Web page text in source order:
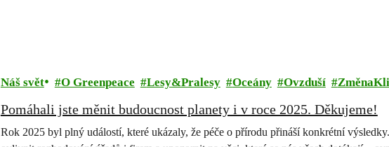
Náš svět O Greenpeace Lesy&Pralesy Oceány Ovzduší
Pomáhali jste měnit budoucnost planety i v roce 2025. Děkujeme!
Rok 2025 byl plný událostí, které ukázaly, že péče o přírodu přináší konkrétní